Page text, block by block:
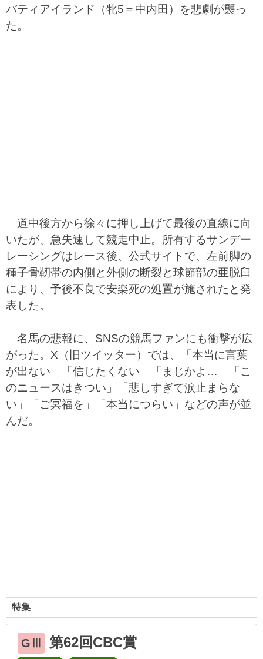
バティアイランド（牝5＝中内田）を悲劇が襲っ
た。
道中後方から徐々に押し上げて最後の直線に向
いたが、急失速して競走中止。所有するサンデー
レーシングはレース後、公式サイトで、左前脚の
種子骨靭帯の内側と外側の断裂と球節部の亜脱臼
により、予後不良で安楽死の処置が施されたと発
表した。
名馬の悲報に、SNSの競馬ファンにも衝撃が広
がった。X（旧ツイッター）では、「本当に言葉
が出ない」「信じたくない」「まじかよ…」「こ
のニュースはきつい」「悲しすぎて涙止まらな
い」「ご冥福を」「本当につらい」などの声が並
んだ。
特集
GⅢ 第62回CBC賞